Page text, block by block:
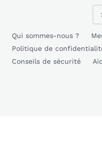
Qui sommes-nous ?
Politique de
Conseils de sécurité